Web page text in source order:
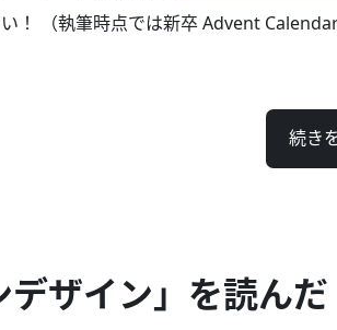
！ （執筆時点では新卒 Advent
続き
デザイン」を読んだ